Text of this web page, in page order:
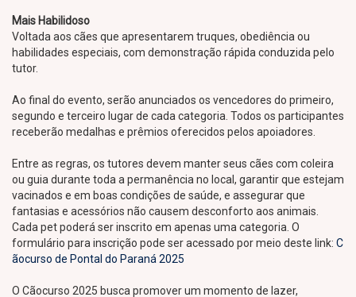
Mais Habilidoso
Voltada aos cães que apresentarem truques, obediência ou
habilidades especiais, com demonstração rápida conduzida pelo
tutor.
Ao final do evento, serão anunciados os vencedores do primeiro,
segundo e terceiro lugar de cada categoria. Todos os participantes
receberão medalhas e prêmios oferecidos pelos apoiadores.
Entre as regras, os tutores devem manter seus cães com coleira
ou guia durante toda a permanência no local, garantir que estejam
vacinados e em boas condições de saúde, e assegurar que
fantasias e acessórios não causem desconforto aos animais.
Cada pet poderá ser inscrito em apenas uma categoria. O
formulário para inscrição pode ser acessado por meio deste link: C
ãocurso de Pontal do Paraná 2025
O Cãocurso 2025 busca promover um momento de lazer,